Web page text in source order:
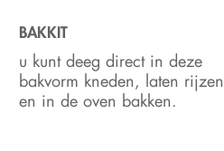
BAKKIT
u kunt deeg direct in deze
bakvorm kneden, laten rijzen
en in de oven bakken.